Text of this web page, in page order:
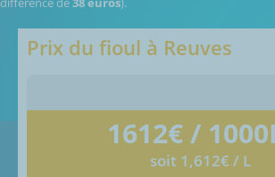
Prix du fioul à Reuves
1612€ /
soit 1,612€ / L